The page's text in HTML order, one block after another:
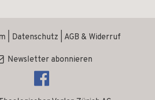
Datenschutz AGB & Widerruf
Newsletter abonnieren